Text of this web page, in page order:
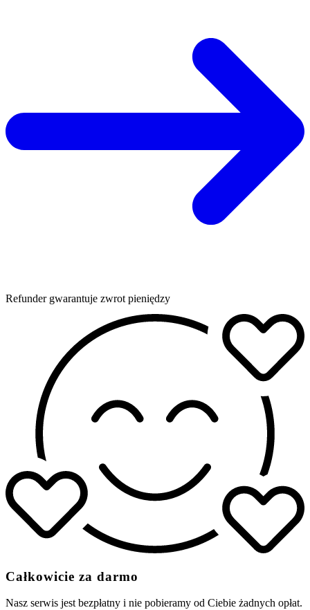
Refunder gwarantuje zwrot pieniędzy
Całkowicie za darmo
Nasz serwis jest bezpłatny i nie pobieramy od Ciebie żadnych opłat.